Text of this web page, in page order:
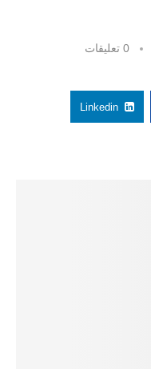
0 تعليقات
Linkedin